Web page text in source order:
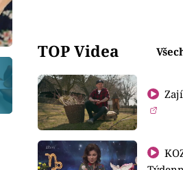
TOP Videa
KOZOROH -